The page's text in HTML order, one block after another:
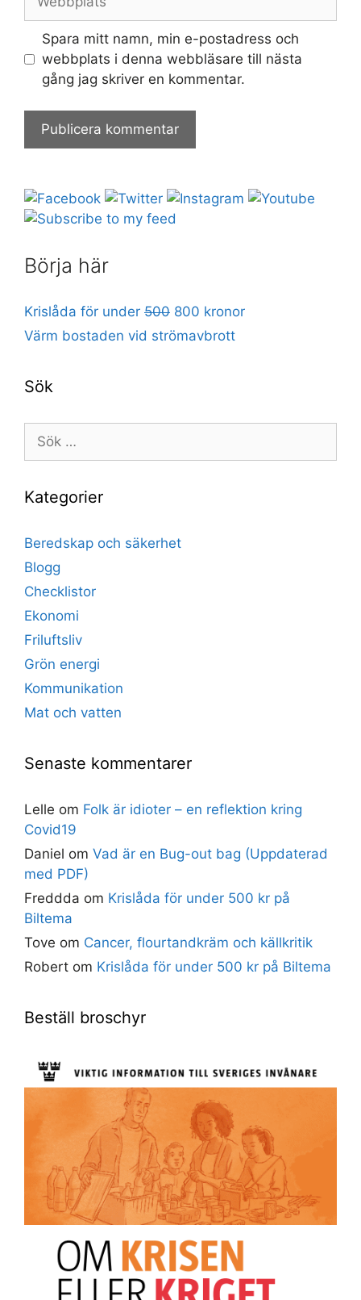
Spara mitt namn, min e-postadress och
webbplats i denna webbläsare till nästa
gång jag skriver en kommentar.
Börja här
Krislåda för under 500 800 kronor
Värm bostaden vid strömavbrott
Sök
efter:
Kategorier
Beredskap och säkerhet
Blogg
Checklistor
Ekonomi
Friluftsliv
Grön energi
Kommunikation
Mat och vatten
Senaste kommentarer
Lelle om Folk är idioter – en reflektion kring
Covid19
Daniel om Vad är en Bug-out bag (Uppdaterad
med PDF)
Freddda om Krislåda för under 500 kr på
Biltema
Tove om Cancer, flourtandkräm och källkritik
Robert om Krislåda för under 500 kr på Biltema
Beställ broschyr